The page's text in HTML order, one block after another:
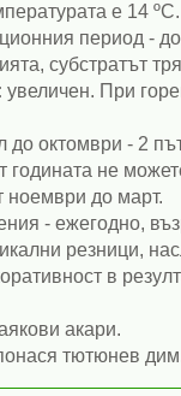
е 14 ºC.
период -
субстратът
увеличен. При
до октомври - 2
годината не
ноември до март.
- ежегодно,
резници,
в
акари.
тютюнев